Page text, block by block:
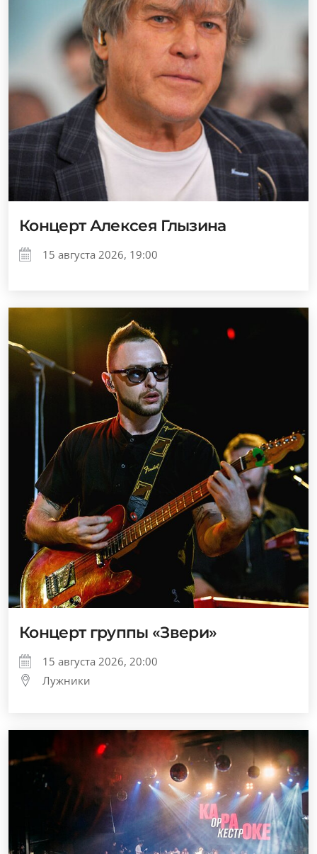
Концерт Алексея Глызина
15 августа 2026, 19:00
Концерт группы «Звери»
15 августа 2026, 20:00
Лужники